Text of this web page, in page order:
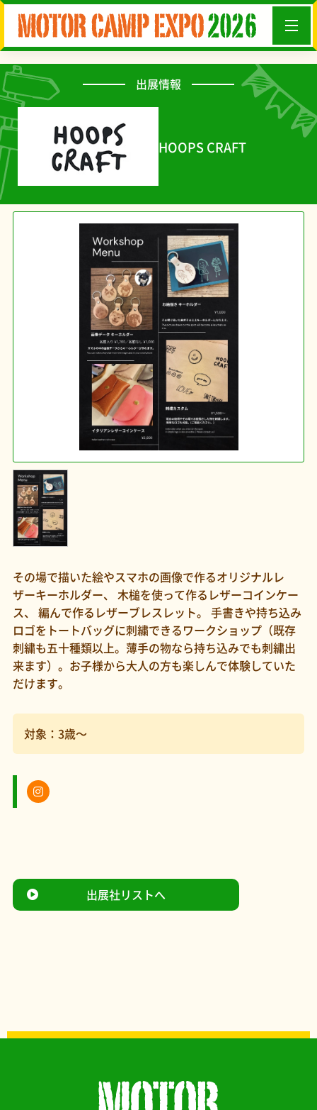
出展情報
HOOPS CRAFT
その場で描いた絵やスマホの画像で作るオリジナルレ
ザーキーホルダー、 木槌を使って作るレザーコインケー
ス、 編んで作るレザーブレスレット。 手書きや持ち込み
ロゴをトートバッグに刺繍できるワークショップ（既存
刺繍も五十種類以上。薄手の物なら持ち込みでも刺繍出
来ます）。お子様から大人の方も楽しんで体験していた
だけます。
対象：3歳～
出展社リストへ